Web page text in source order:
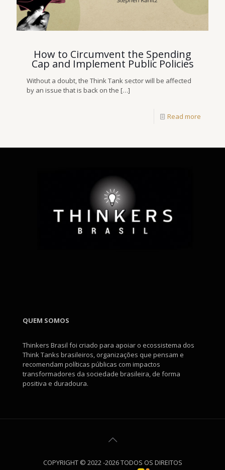
How to Circumvent the Spending
Cap and Implement Public Policies
Without a doubt, the Think Tank sector will be affected
by an issue that is back on the […]
Read more
QUEM SOMOS
Thinkers Brasil foi criado para apoiar o ecossistema dos
Think Tanks brasileiros, organizações que pensam e
recomendam políticas públicas com impactos
transformadores da sociedade brasileira, de forma
positiva e duradoura.
COPYRIGHT © 2022 -2026 TODOS OS DIREITOS